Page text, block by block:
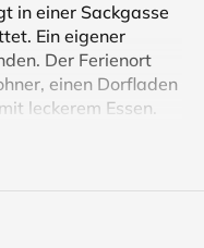
in einer Sackgasse
Ein eigener
Der Ferienort
einen Dorfladen
leckerem Essen.